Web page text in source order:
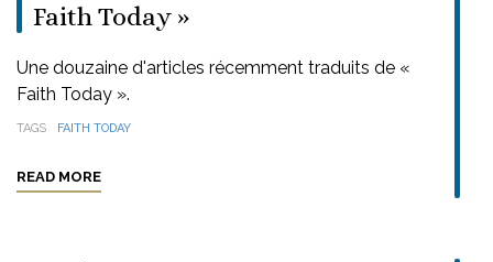
Faith Today »
Une douzaine d'articles récemment traduits de «
Faith Today ».
TAGS FAITH TODAY
READ MORE